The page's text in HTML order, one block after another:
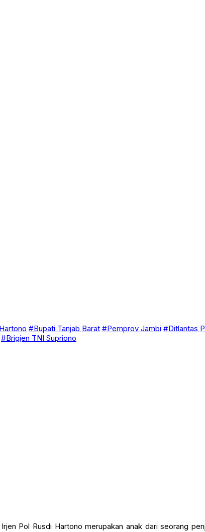
#Bupati Tanjab Barat #Pemprov Jambi #Ditlantas
#Brigjen TNI Supriono
Pol Rusdi Hartono merupakan anak dari seorang